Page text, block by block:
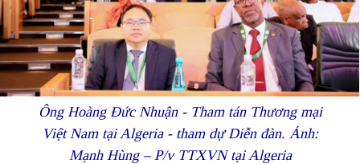
Ông Hoàng Đức Nhuận - Tham tán Thương mại
Việt Nam tại Algeria - tham dự Diễn đàn. Ảnh:
Mạnh Hùng – P/v TTXVN tại Algeria